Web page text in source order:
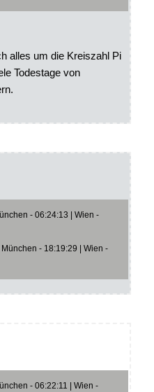
alles um die Kreiszahl Pi
Todestage von
- 06:24:13 | Wien -
- 18:19:29 | Wien -
- 06:22:11 | Wien -